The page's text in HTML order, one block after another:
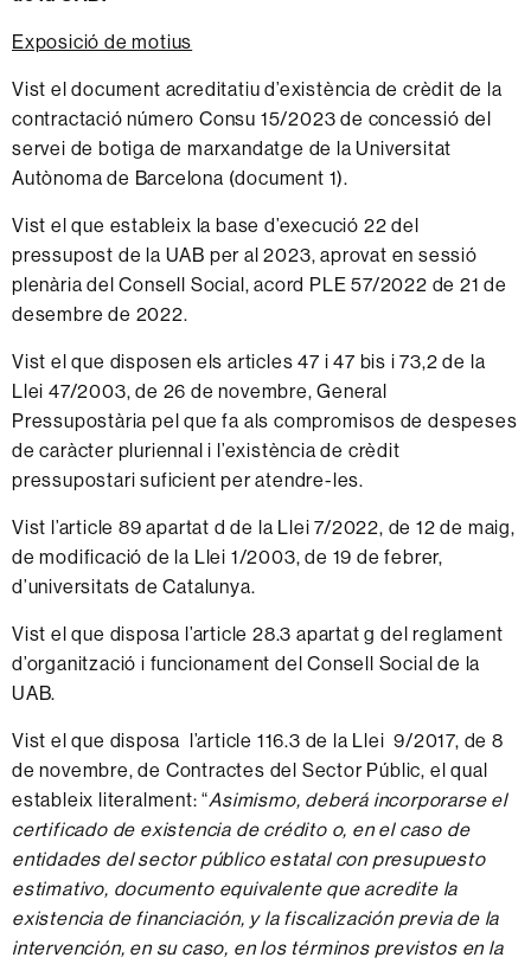
Exposició de motius
Vist el document acreditatiu d’existència de crèdit de la
contractació número Consu 15/2023 de concessió del
servei de botiga de marxandatge de la Universitat
Autònoma de Barcelona (document 1).
Vist el que estableix la base d’execució 22 del
pressupost de la UAB per al 2023, aprovat en sessió
plenària del Consell Social, acord PLE 57/2022 de 21 de
desembre de 2022.
Vist el que disposen els articles 47 i 47 bis i 73,2 de la
Llei 47/2003, de 26 de novembre, General
Pressupostària pel que fa als compromisos de despeses
de caràcter pluriennal i l’existència de crèdit
pressupostari suficient per atendre-les.
Vist l’article 89 apartat d de la Llei 7/2022, de 12 de maig,
de modificació de la Llei 1/2003, de 19 de febrer,
d’universitats de Catalunya.
Vist el que disposa l’article 28.3 apartat g del reglament
d’organització i funcionament del Consell Social de la
UAB.
Vist el que disposa l’article 116.3 de la Llei 9/2017, de 8
de novembre, de Contractes del Sector Públic, el qual
estableix literalment: “Asimismo, deberá incorporarse el
certificado de existencia de crédito o, en el caso de
entidades del sector público estatal con presupuesto
estimativo, documento equivalente que acredite la
existencia de financiación, y la fiscalización previa de la
intervención, en su caso, en los términos previstos en la